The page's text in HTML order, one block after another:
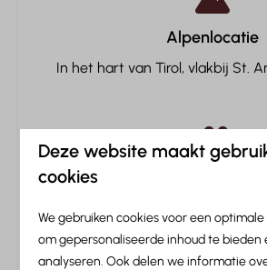
Alpenlocatie
In het hart van Tirol, vlakbij St.
Deze website maakt
cookies
We gebruiken cookies voor een
om gepersonaliseerde inhoud te bieden
analyseren. Ook delen we informatie